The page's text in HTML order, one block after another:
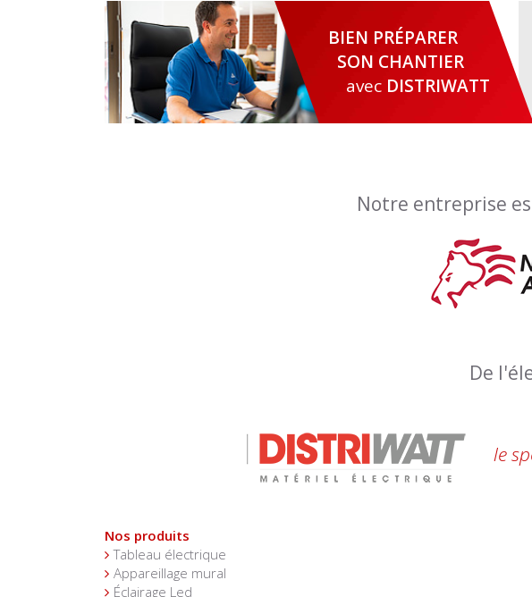
BIEN PRÉPARER
SON CHANTIER
avec DISTRIWATT
Notre entreprise
De
le
Nos produits
Tableau électrique
Appareillage mural
Éclairage Led